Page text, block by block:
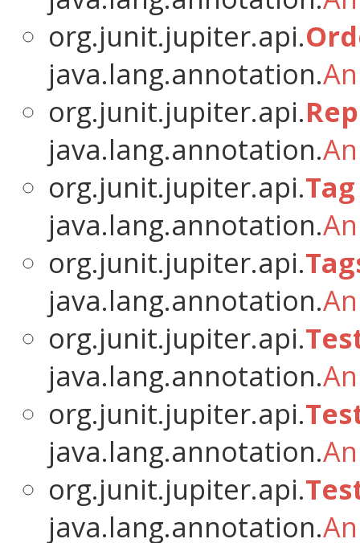
org.junit.jupiter.api.
java.lang.annotation.
org.junit.jupiter.api.
java.lang.annotation.
org.junit.jupiter.api.Tag
java.lang.annotation.
org.junit.jupiter.api.
java.lang.annotation.
org.junit.jupiter.api.
java.lang.annotation.
org.junit.jupiter.api.
java.lang.annotation.
org.junit.jupiter.api.
java.lang.annotation.